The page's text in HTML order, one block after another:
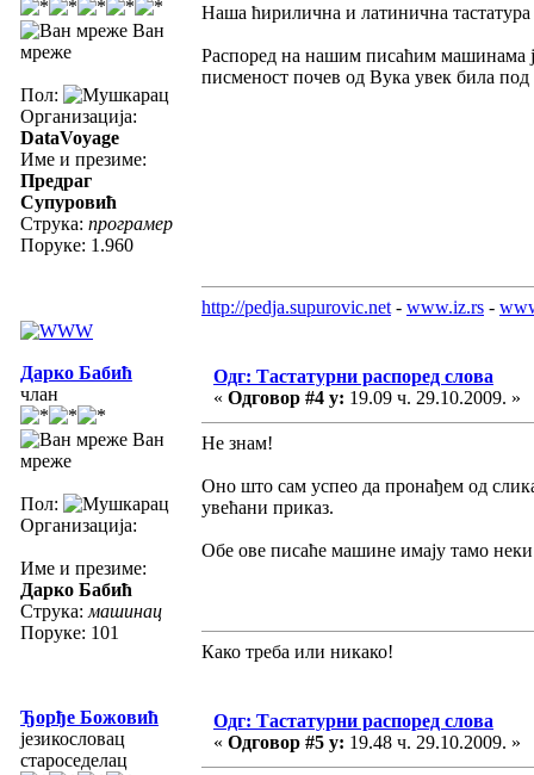
Ван
мреже
Пол:
Организација:
DataVoyage
Име и презиме:
Предраг
Супуровић
Струка: програмер
Поруке: 1.960
Наша ћирилична и латинична
Распоред на нашим писаћим машинама
писменост почев од Вука увек била
http://pedja.supurovic.net - www.iz.rs -
Дарко Бабић
члан
Ван
мреже
Пол:
Организација:
Име и презиме:
Дарко Бабић
Струка: машинац
Поруке: 101
Одг: Тастатурни распоред слова
« Одговор #4 у: 19.09 ч. 29.10.2009. »
Не знам!
Оно што сам успео да пронађем од
увећани приказ.
Обе ове писаће машине имају тамо
Како треба или никако!
Ђорђе Божовић
језикословац
староседелац
Одг: Тастатурни распоред слова
« Одговор #5 у: 19.48 ч. 29.10.2009. »